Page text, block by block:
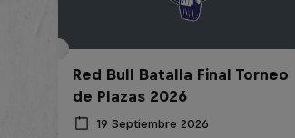
Red Bull Batalla Final Torneo
de Plazas 2026
19 Septiembre 2026